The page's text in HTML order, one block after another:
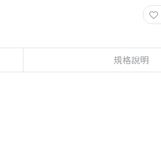
規格說明